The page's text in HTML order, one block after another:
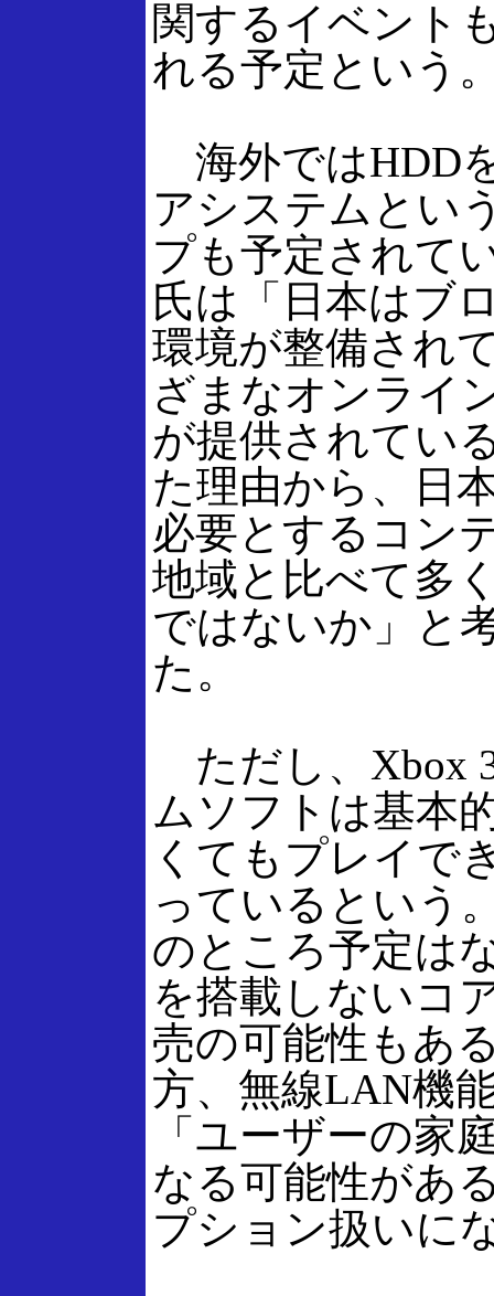
関するイベント
れる予定という
海外ではHDD
アシステムとい
プも予定されて
氏は「日本はブ
環境が整備され
ざまなオンライ
が提供されてい
た理由から、日
必要とするコン
地域と比べて多
ではないか」と
た。
ただし、Xbox
ムソフトは基本
くてもプレイで
っているという
のところ予定は
を搭載しないコ
売の可能性もあ
方、無線LAN機
「ユーザーの家
なる可能性があ
プション扱いに